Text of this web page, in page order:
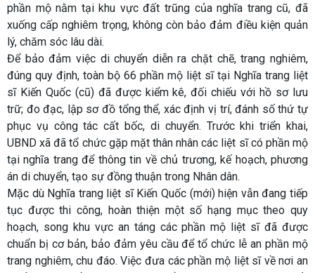
phần mộ nằm tại khu vực đất trũng của nghĩa trang cũ, đã
xuống cấp nghiêm trọng, không còn bảo đảm điều kiện quản
lý, chăm sóc lâu dài.
Để bảo đảm việc di chuyển diễn ra chặt chẽ, trang nghiêm,
đúng quy định, toàn bộ 66 phần mộ liệt sĩ tại Nghĩa trang liệt
sĩ Kiến Quốc (cũ) đã được kiểm kê, đối chiếu với hồ sơ lưu
trữ; đo đạc, lập sơ đồ tổng thể, xác định vị trí, đánh số thứ tự
phục vụ công tác cất bốc, di chuyển. Trước khi triển khai,
UBND xã đã tổ chức gặp mặt thân nhân các liệt sĩ có phần mộ
tại nghĩa trang để thông tin về chủ trương, kế hoạch, phương
án di chuyển, tạo sự đồng thuận trong Nhân dân.
Mặc dù Nghĩa trang liệt sĩ Kiến Quốc (mới) hiện vẫn đang tiếp
tục được thi công, hoàn thiện một số hạng mục theo quy
hoạch, song khu vực an táng các phần mộ liệt sĩ đã được
chuẩn bị cơ bản, bảo đảm yêu cầu để tổ chức lễ an phần mộ
trang nghiêm, chu đáo. Việc đưa các phần mộ liệt sĩ về nơi an